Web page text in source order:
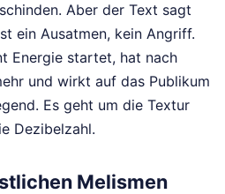
Aber der Text sagt
ein Ausatmen, kein Angriff.
Energie startet, hat nach
und wirkt auf das Publikum
Es geht um die Textur
Dezibelzahl.
Melismen